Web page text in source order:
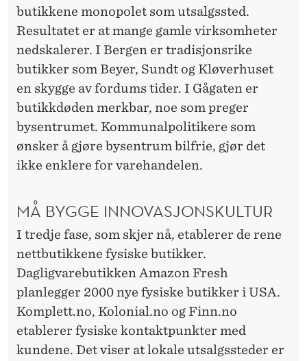
butikkene monopolet som utsalgssted.
Resultatet er at mange gamle virksomheter
nedskalerer. I Bergen er tradisjonsrike
butikker som Beyer, Sundt og Kløverhuset
en skygge av fordums tider. I Gågaten er
butikkdøden merkbar, noe som preger
bysentrumet. Kommunalpolitikere som
ønsker å gjøre bysentrum bilfrie, gjør det
ikke enklere for varehandelen.
MÅ BYGGE INNOVASJONSKULTUR
I tredje fase, som skjer nå, etablerer de rene
nettbutikkene fysiske butikker.
Dagligvarebutikken Amazon Fresh
planlegger 2000 nye fysiske butikker i USA.
Komplett.no, Kolonial.no og Finn.no
etablerer fysiske kontaktpunkter med
kundene. Det viser at lokale utsalgssteder er